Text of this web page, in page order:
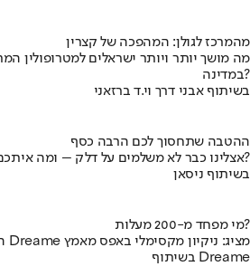
מהמרכז לגולן: המהפכה של קצרין
מה מושך יותר ויותר ישראלים למטרופולין
במדינה?
בשיתוף אבני דרך וי.ד ברזאני
ההטבה שתחסוך לכם הרבה כסף
אצלינו כבר לא משלמים על דלק – ומה איתכם?
בשיתוף ניסאן
מי מפחד מ-200 מעלות?
השואב-שוטף החדש של Dreame מציג: ניקיון מקסימלי באפס מאמץ
בשיתוף Dreame